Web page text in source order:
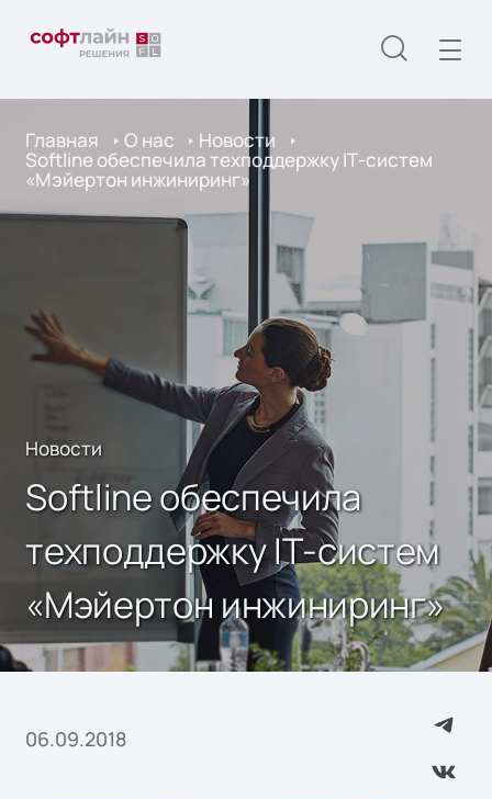
Главная О нас Новости
Softline обеспечила техподдержку IТ-систем
«Мэйертон инжиниринг»
Новости
Softline обеспечила
техподдержку IТ-систем
«Мэйертон инжиниринг»
06.09.2018